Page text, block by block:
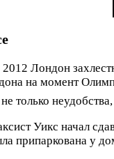
Лондон
на момент
только
Уикс начал
припаркована у